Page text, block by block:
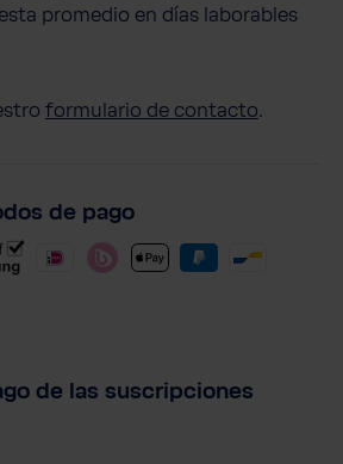
promedio en días laborables
formulario de contacto.
de pago
de las suscripciones